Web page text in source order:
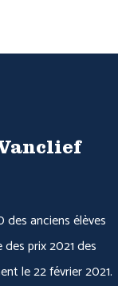
des anciens élèves
prix 2021 des
le 22 février 2021.